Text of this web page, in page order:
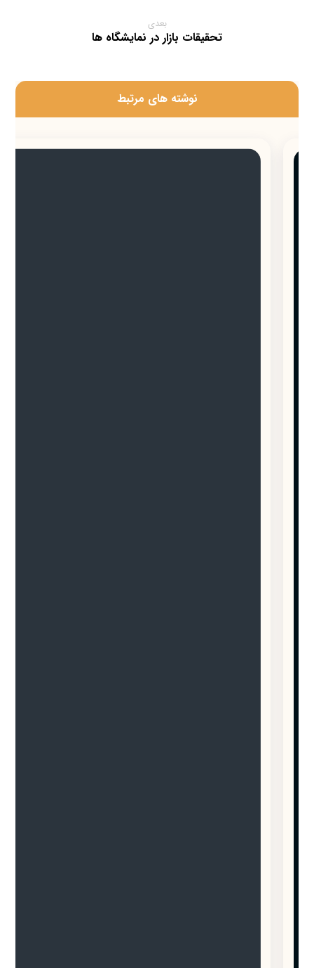
بعدی
تحقیقات بازار در نمایشگاه ها
‫نوشته های مرتبط